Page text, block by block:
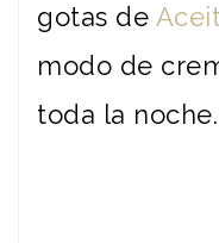
gotas de
modo de
toda la noche.